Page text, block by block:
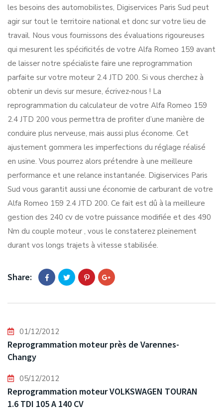
les besoins des automobilistes, Digiservices Paris Sud peut
agir sur tout le territoire national et donc sur votre lieu de
travail. Nous vous fournissons des évaluations rigoureuses
qui mesurent les spécificités de votre Alfa Romeo 159 avant
de laisser notre spécialiste faire une reprogrammation
parfaite sur votre moteur 2.4 JTD 200. Si vous cherchez à
obtenir un devis sur mesure, écrivez-nous ! La
reprogrammation du calculateur de votre Alfa Romeo 159
2.4 JTD 200 vous permettra de profiter d’une manière de
conduire plus nerveuse, mais aussi plus économe. Cet
ajustement gommera les imperfections du réglage réalisé
en usine. Vous pourrez alors prétendre à une meilleure
performance et une relance instantanée. Digiservices Paris
Sud vous garantit aussi une économie de carburant de votre
Alfa Romeo 159 2.4 JTD 200. Ce fait est dû à la meilleure
gestion des 240 cv de votre puissance modifiée et des 490
Nm du couple moteur , vous le constaterez pleinement
durant vos longs trajets à vitesse stabilisée.
Share:
01/12/2012
Reprogrammation moteur près de Varennes-
Changy
05/12/2012
Reprogrammation moteur VOLKSWAGEN TOURAN
1.6 TDI 105 A 140 CV